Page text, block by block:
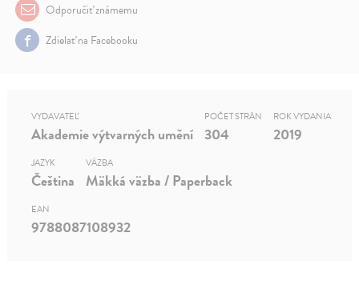
Odporučiť známemu
Zdielať na Facebooku
VYDAVATEĽ
Akademie výtvarných umění
POČET STRÁN
304
ROK VYDANIA
2019
JAZYK
Čeština
VÄZBA
Mäkká väzba / Paperback
EAN
9788087108932